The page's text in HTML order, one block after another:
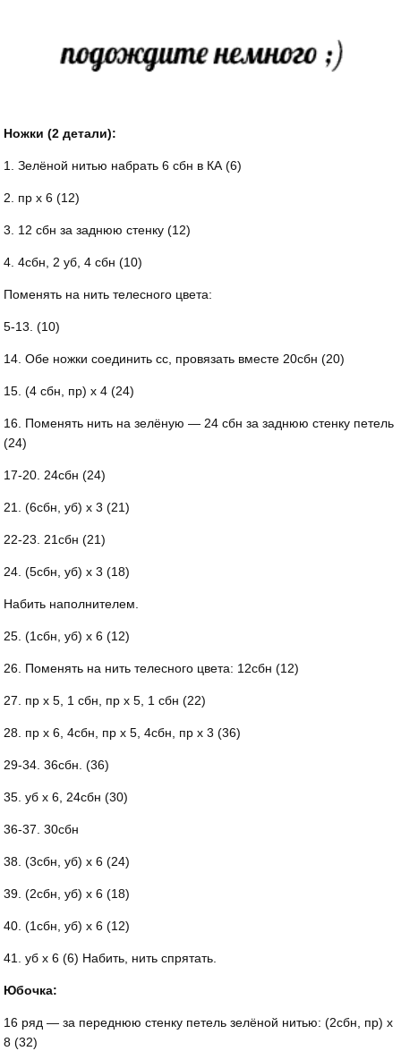
Ножки (2 детали):
1. Зелёной нитью набрать 6 сбн в КА (6)
2. пр х 6 (12)
3. 12 сбн за заднюю стенку (12)
4. 4сбн, 2 уб, 4 сбн (10)
Поменять на нить телесного цвета:
5-13. (10)
14. Обе ножки соединить сс, провязать вместе 20сбн (20)
15. (4 сбн, пр) х 4 (24)
16. Поменять нить на зелёную — 24 сбн за заднюю стенку петель
(24)
17-20. 24сбн (24)
21. (6сбн, уб) х 3 (21)
22-23. 21сбн (21)
24. (5сбн, уб) х 3 (18)
Набить наполнителем.
25. (1сбн, уб) х 6 (12)
26. Поменять на нить телесного цвета: 12сбн (12)
27. пр х 5, 1 сбн, пр х 5, 1 сбн (22)
28. пр х 6, 4сбн, пр х 5, 4сбн, пр х 3 (36)
29-34. 36сбн. (36)
35. уб х 6, 24сбн (30)
36-37. 30сбн
38. (3сбн, уб) х 6 (24)
39. (2сбн, уб) х 6 (18)
40. (1сбн, уб) х 6 (12)
41. уб х 6 (6) Набить, нить спрятать.
Юбочка:
16 ряд — за переднюю стенку петель зелёной нитью: (2сбн, пр) х
8 (32)